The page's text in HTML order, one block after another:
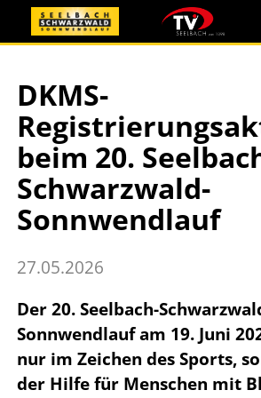
DKMS-
beim 20.
Schwarzwald-
Sonnwendlauf
27.05.2026
Der 20. Seelbach-
Sonnwendlauf am 19. Juni
nur im Zeichen des Sports,
der Hilfe für Menschen mit